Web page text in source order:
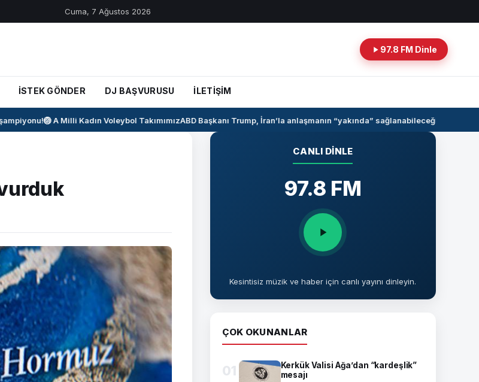
Cuma, 7 Ağustos 2026
97.8 FM Dinle
İSTEK GÖNDER DJ BAŞVURUSU İLETİŞİM
🏐 A Milli Kadın Voleybol TakımımızABD Başkanı Trump, İran’la anlaşmanın “yakında” sağlanabileceğini söyledi
CANLI DINLE
97.8 FM
Kesintisiz müzik ve haber için canlı yayını dinleyin.
ÇOK OKUNANLAR
01
Kerkük Valisi Ağa’dan “kardeşlik”
mesajı